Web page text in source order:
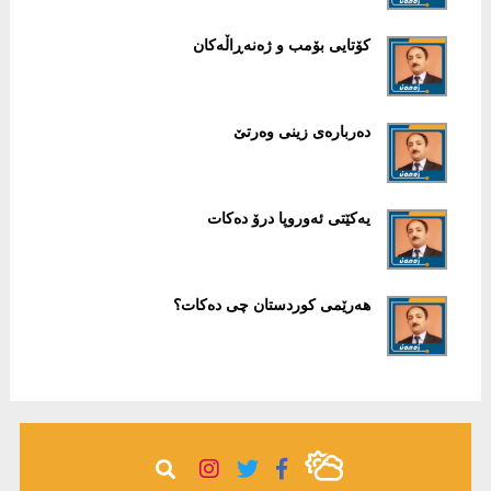
كۆتایی بۆمب ‌و ژەنەڕاڵەكان
دەربارەی زینی وەرتێ
یەكێتی ئەوروپا درۆ دەكات
هەرێمی كوردستان چی دەكات؟